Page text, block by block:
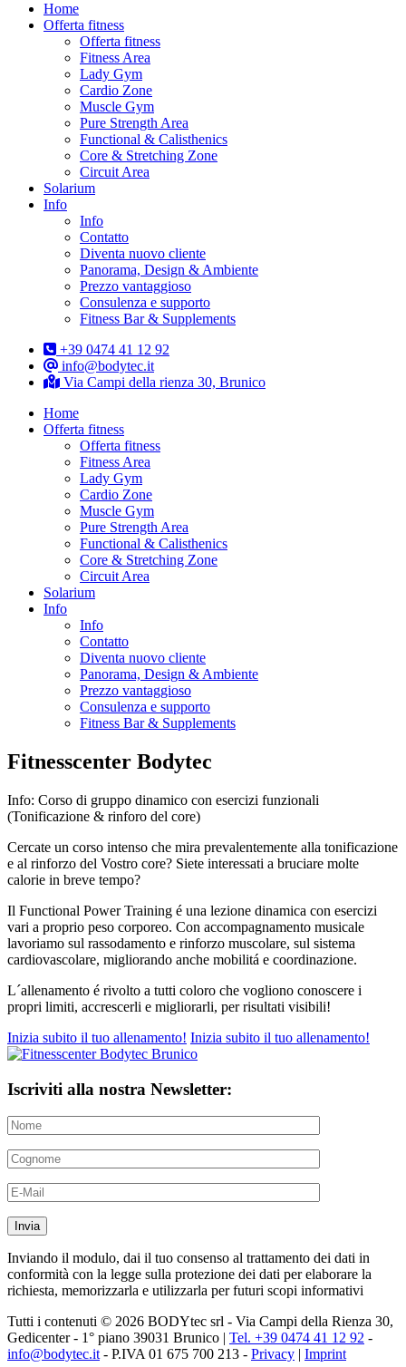
Home
Offerta fitness
Offerta fitness
Fitness Area
Lady Gym
Cardio Zone
Muscle Gym
Pure Strength Area
Functional & Calisthenics
Core & Stretching Zone
Circuit Area
Solarium
Info
Info
Contatto
Diventa nuovo cliente
Panorama, Design & Ambiente
Prezzo vantaggioso
Consulenza e supporto
Fitness Bar & Supplements
+39 0474 41 12 92
info@bodytec.it
Via Campi della rienza 30, Brunico
Home
Offerta fitness
Offerta fitness
Fitness Area
Lady Gym
Cardio Zone
Muscle Gym
Pure Strength Area
Functional & Calisthenics
Core & Stretching Zone
Circuit Area
Solarium
Info
Info
Contatto
Diventa nuovo cliente
Panorama, Design & Ambiente
Prezzo vantaggioso
Consulenza e supporto
Fitness Bar & Supplements
Fitnesscenter Bodytec
Info: Corso di gruppo dinamico con esercizi funzionali
(Tonificazione & rinforo del core)
Cercate un corso intenso che mira prevalentemente alla tonificazione
e al rinforzo del Vostro core? Siete interessati a bruciare molte
calorie in breve tempo?
Il Functional Power Training é una lezione dinamica con esercizi
vari a proprio peso corporeo. Con accompagnamento musicale
lavoriamo sul rassodamento e rinforzo muscolare, sul sistema
cardiovascolare, migliorando anche mobilitá e coordinazione.
L´allenamento é rivolto a tutti coloro che vogliono conoscere i
propri limiti, accrescerli e migliorarli, per risultati visibili!
Inizia subito il tuo allenamento! Inizia subito il tuo allenamento!
Iscriviti alla nostra Newsletter:
Inviando il modulo, dai il tuo consenso al trattamento dei dati in
conformità con la legge sulla protezione dei dati per elaborare la
richiesta, memorizzarla e utilizzarla per futuri scopi informativi
Tutti i contenuti © 2026 BODYtec srl - Via Campi della Rienza 30,
Gedicenter - 1° piano 39031 Brunico | Tel. +39 0474 41 12 92 -
info@bodytec.it - P.IVA 01 675 700 213 - Privacy | Imprint